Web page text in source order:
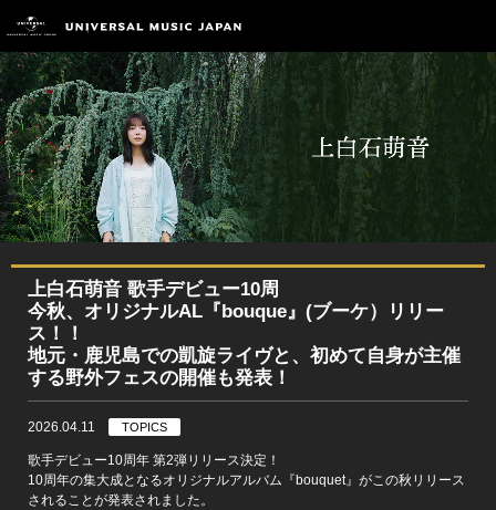
上白石萌音 歌手デビュー10周
今秋、オリジナルAL『bouque』(ブーケ）リリー
ス！！
地元・鹿児島での凱旋ライヴと、初めて自身が主催
する野外フェスの開催も発表！
2026.04.11 TOPICS
歌手デビュー10周年 第2弾リリース決定！
10周年の集大成となるオリジナルアルバム『bouquet』がこの秋リリース
されることが発表されました。